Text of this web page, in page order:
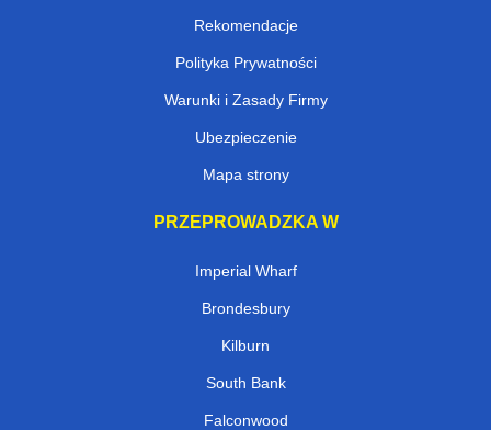
Rekomendacje
Polityka Prywatności
Warunki i Zasady Firmy
Ubezpieczenie
Mapa strony
PRZEPROWADZKA W
Imperial Wharf
Brondesbury
Kilburn
South Bank
Falconwood